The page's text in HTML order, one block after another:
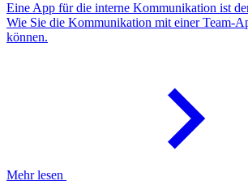
Eine App für die interne Kommunikation ist
Wie Sie die Kommunikation mit einer Team-
können.
Mehr lesen